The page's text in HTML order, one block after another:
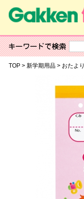
TOP> 新学期用品> おたより